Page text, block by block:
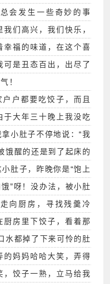
会发生一些奇妙的事
们高兴，我们快乐，
幸福的味道，在这个喜
是丑态百出，出尽了
！
户都要吃饺子，而且
于大年三十晚上我没吃
小肚子不停地说：“我
饿醒的还是到了起床的
肚子，昨晚你是“饱上
”呀！没办法，被小肚
向厨房，寻找残羹冷
厨房里下饺子，看着那
水都掉了下来可怜的肚
的妈妈哈哈大笑，弄得
，饺子一熟，立马给我